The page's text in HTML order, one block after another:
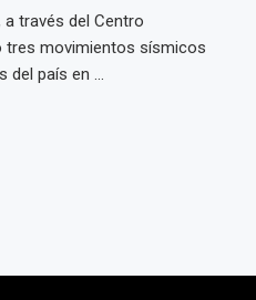
través del Centro
tres movimientos sísmicos
del país en ...